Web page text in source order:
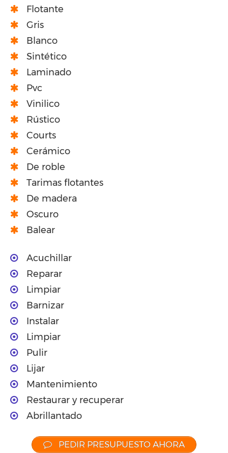
Flotante
Gris
Blanco
Sintético
Laminado
Pvc
Vinilico
Rústico
Courts
Cerámico
De roble
Tarimas flotantes
De madera
Oscuro
Balear
Acuchillar
Reparar
Limpiar
Barnizar
Instalar
Limpiar
Pulir
Lijar
Mantenimiento
Restaurar y recuperar
Abrillantado
PEDIR PRESUPUESTO AHORA